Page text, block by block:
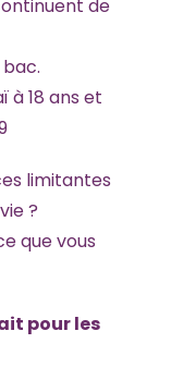
de
à 18 ans et
limitantes
?
que vous
pour les